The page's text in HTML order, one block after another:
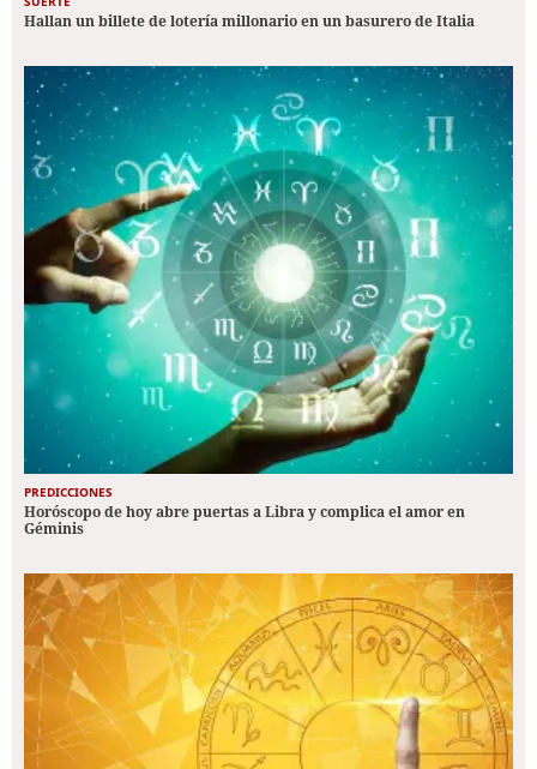
Hallan un billete de lotería millonario en un basurero de Italia
PREDICCIONES
Horóscopo de hoy abre puertas a Libra y complica el amor en
Géminis